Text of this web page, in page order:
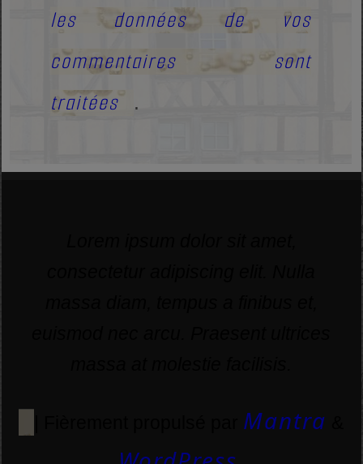
les données de vos
commentaires sont
traitées
.
Mantra